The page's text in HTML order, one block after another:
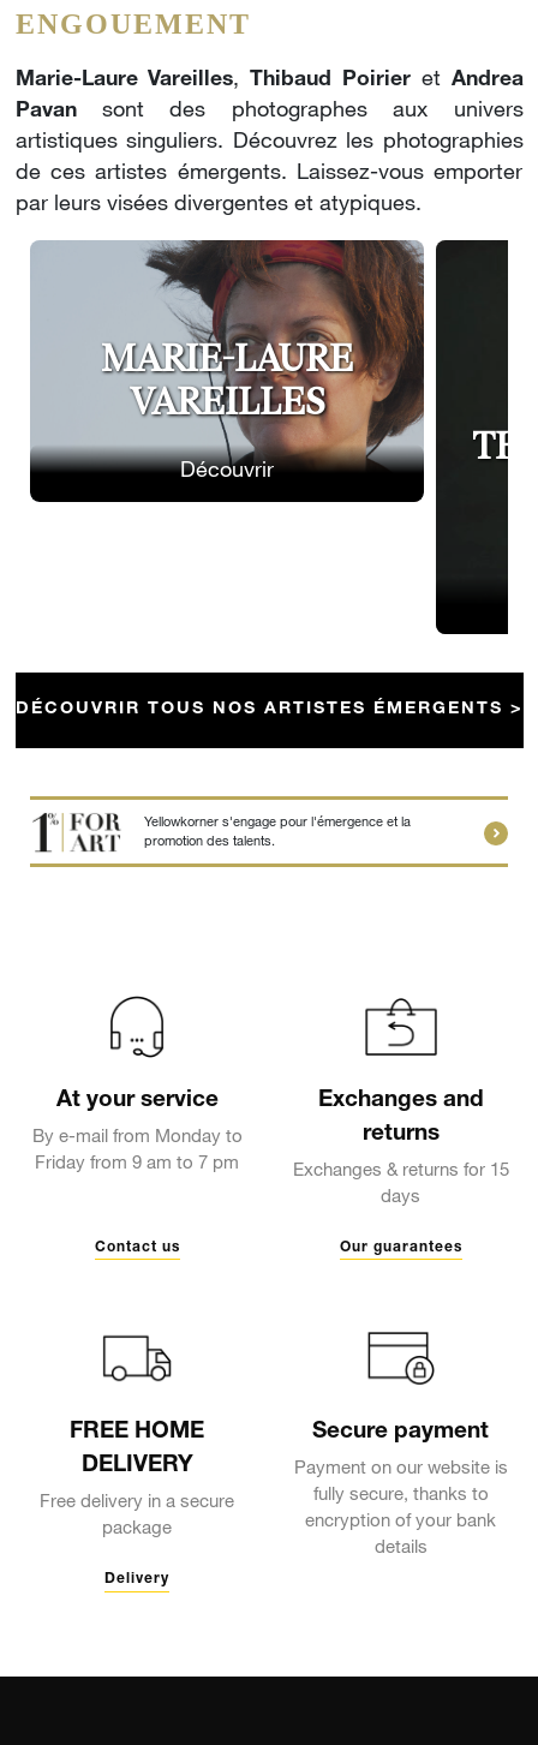
ENGOUEMENT
Marie-Laure Vareilles,Thibaud Poirieret Andrea
Pavansont des photographes aux univers
artistiques singuliers. Découvrez les photographies
de ces artistes émergents. Laissez-vous emporter
par leurs visées divergentes et atypiques.
MARIE-LAURE
VAREILLES
Découvrir
DÉCOUVRIR TOUS NOS ARTISTES ÉMERGENTS >
Yellowkorner s'engage pour l'émergence et la
promotion des talents.
At your service
By e-mail from Monday to
Friday from 9 am to 7 pm
Contact us
Exchanges and
returns
Exchanges & returns for 15
days
Our guarantees
FREE HOME
DELIVERY
Free delivery in a secure
package
Delivery
Secure payment
Payment on our website is
fully secure, thanks to
encryption of your bank
details